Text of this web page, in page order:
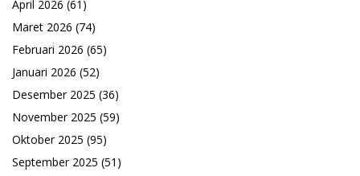
April 2026 (61)
Maret 2026 (74)
Februari 2026 (65)
Januari 2026 (52)
Desember 2025 (36)
November 2025 (59)
Oktober 2025 (95)
September 2025 (51)